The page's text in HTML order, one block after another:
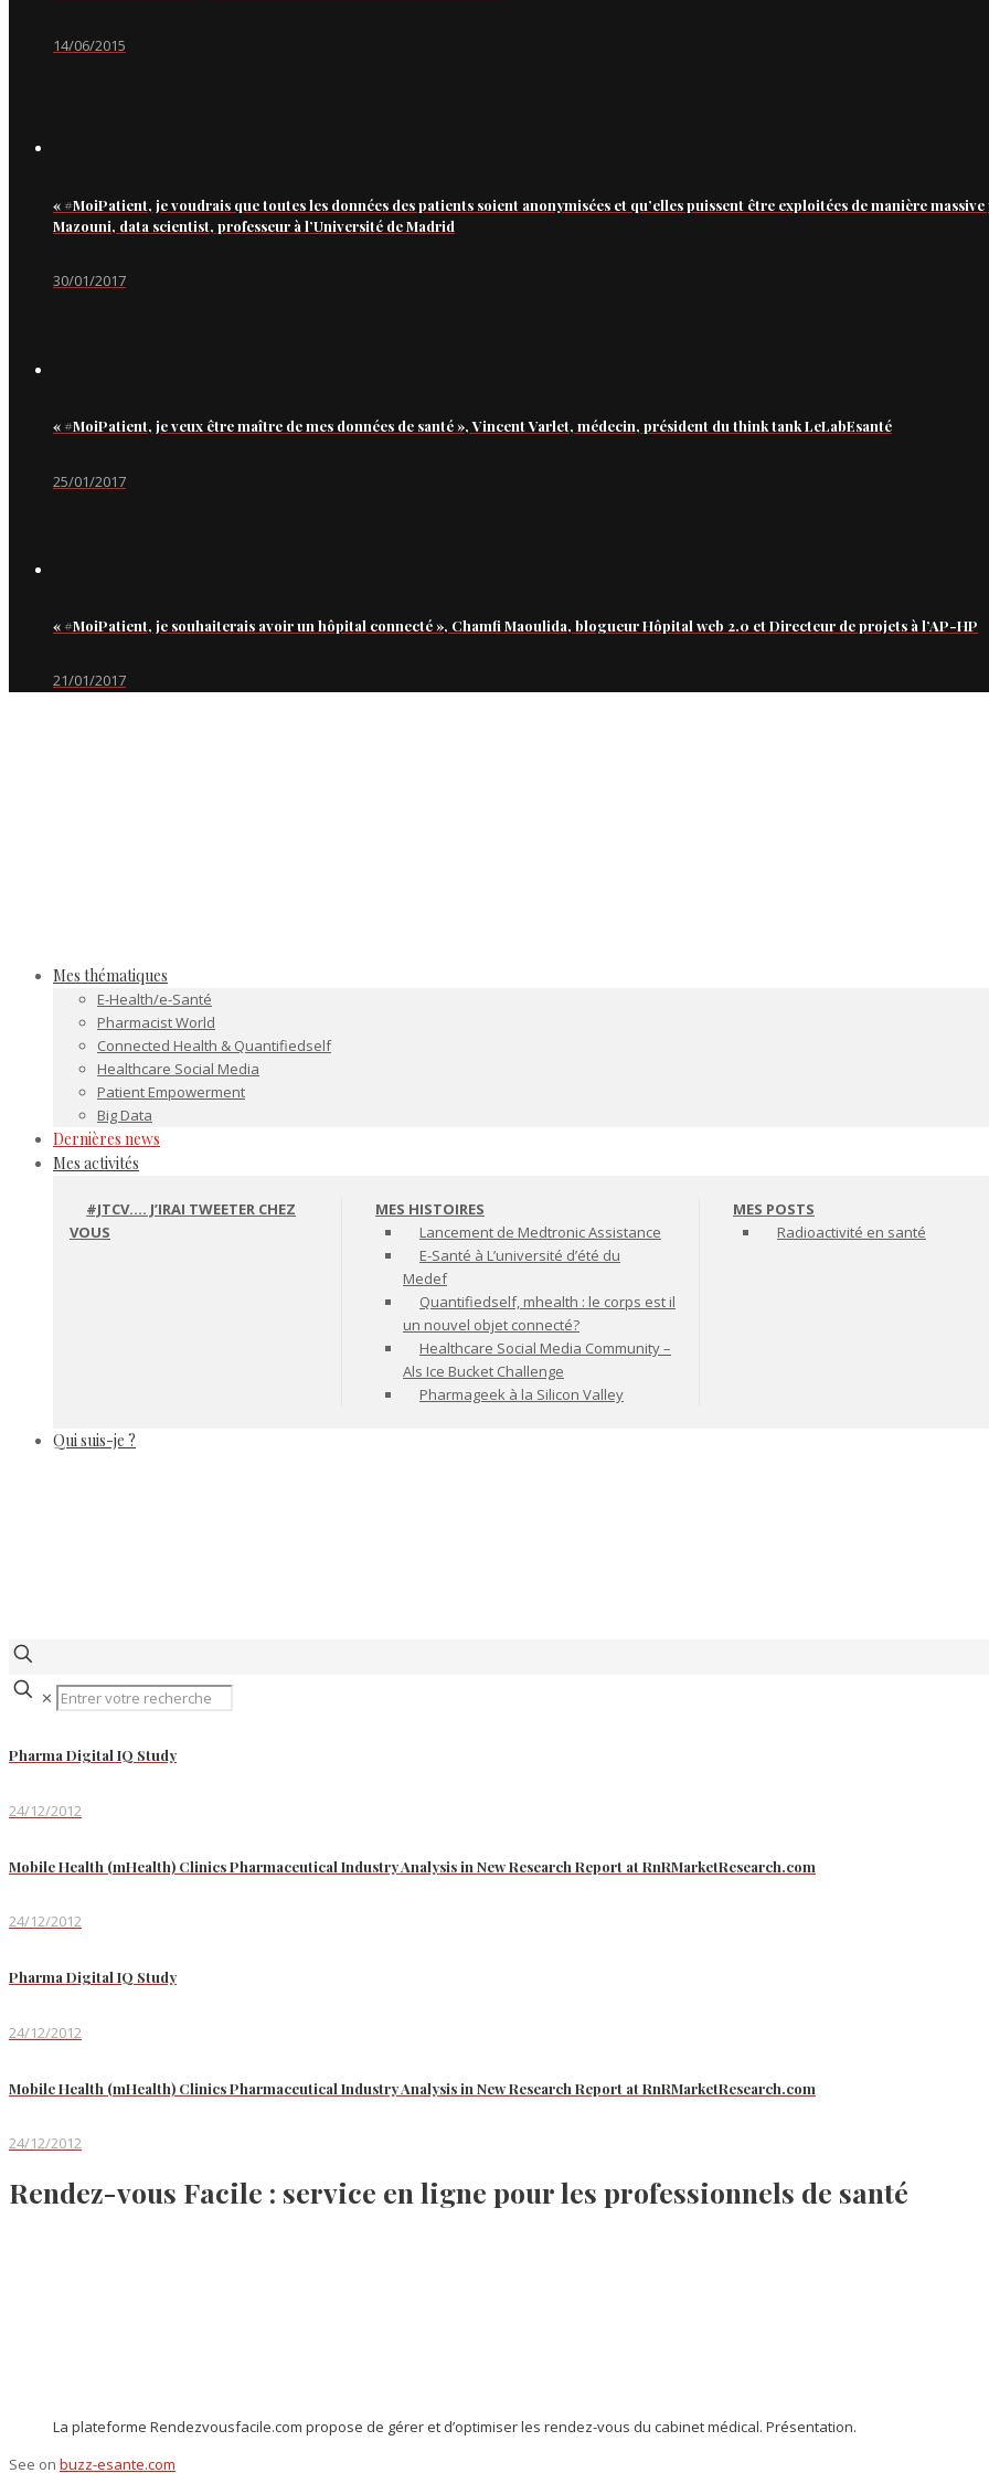
14/06/2015
« #MoiPatient, je voudrais que toutes les données des patients soient anonymisées et qu’elles puissent être exploitées de manière
Mazouni, data scientist, professeur à l’Université de Madrid
30/01/2017
« #MoiPatient, je veux être maître de mes données de santé », Vincent Varlet, médecin, président du think tank LeLabEsanté
25/01/2017
« #MoiPatient, je souhaiterais avoir un hôpital connecté », Chamfi Maoulida, blogueur Hôpital web 2.0 et Directeur de projets à l’AP-HP
21/01/2017
Mes thématiques
E-Health/e-Santé
Pharmacist World
Connected Health & Quantifiedself
Healthcare Social Media
Patient Empowerment
Big Data
Dernières news
Mes activités
#JTCV…. J’IRAI TWEETER CHEZ
VOUS
MES HISTOIRES
Lancement de Medtronic Assistance
E-Santé à L’université d’été du
Medef
Quantifiedself, mhealth : le corps est il
un nouvel objet connecté?
Healthcare Social Media Community –
Als Ice Bucket Challenge
Pharmageek à la Silicon Valley
MES POSTS
Radioactivité en santé
Qui suis-je ?
✕
Pharma Digital IQ Study
24/12/2012
Mobile Health (mHealth) Clinics Pharmaceutical Industry Analysis in New Research Report at RnRMarketResearch.com
24/12/2012
Pharma Digital IQ Study
24/12/2012
Mobile Health (mHealth) Clinics Pharmaceutical Industry Analysis in New Research Report at RnRMarketResearch.com
24/12/2012
Rendez-vous Facile : service en ligne pour les professionnels de santé
La plateforme Rendezvousfacile.com propose de gérer et d’optimiser les rendez-vous du cabinet médical. Présentation.
See on buzz-esante.com